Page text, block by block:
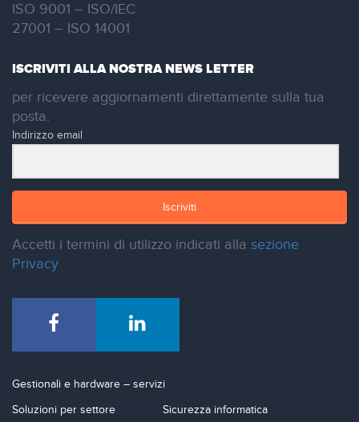
ISO 9001 – ISO/IEC
27001 – ISO 14001
ISCRIVITI ALLA NOSTRA NEWS LETTER
per ricevere aggiornamenti direttamente sulla tua
posta.
Indirizzo email
Iscriviti
Accetti i termini di utilizzo indicati alla sezione
Privacy
Gestionali e hardware – servizi
Soluzioni per settore
Sicurezza informatica